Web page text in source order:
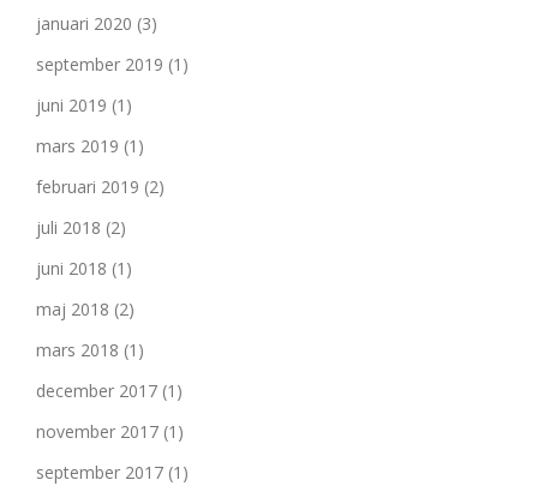
januari 2020 (3)
september 2019 (1)
juni 2019 (1)
mars 2019 (1)
februari 2019 (2)
juli 2018 (2)
juni 2018 (1)
maj 2018 (2)
mars 2018 (1)
december 2017 (1)
november 2017 (1)
september 2017 (1)